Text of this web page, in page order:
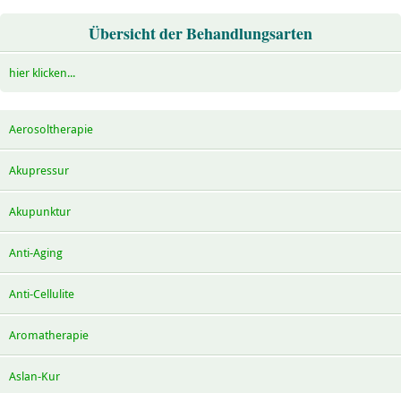
Übersicht der Behandlungsarten
hier klicken...
Aerosoltherapie
Akupressur
Akupunktur
Anti-Aging
Anti-Cellulite
Aromatherapie
Aslan-Kur